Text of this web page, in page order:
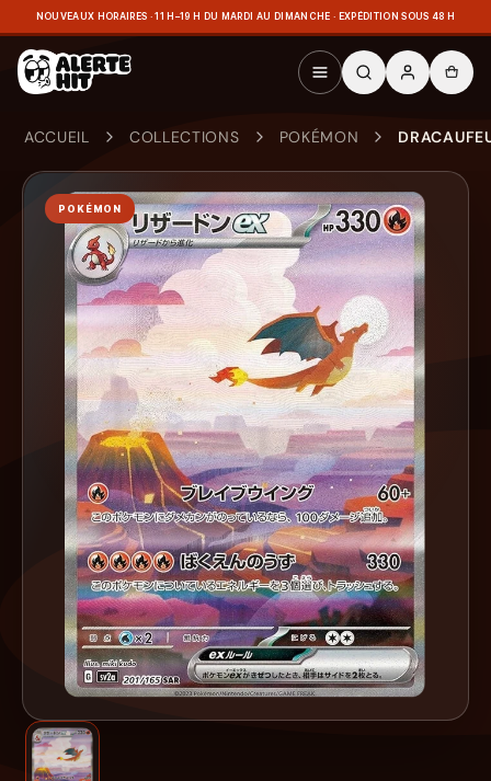
NOUVEAUX HORAIRES · 11 H–19 H DU MARDI AU DIMANCHE · EXPÉDITION SOUS 48 H
ACCUEIL COLLECTIONS POKÉMON
POKÉMON